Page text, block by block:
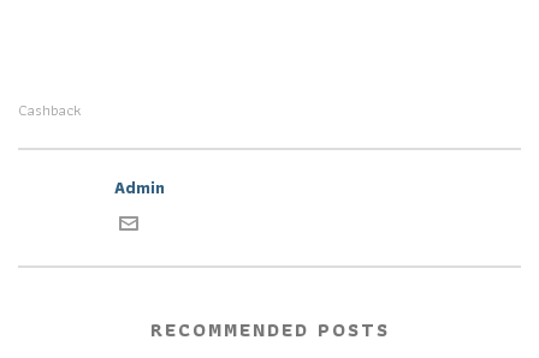
Cashback
Admin
RECOMMENDED POSTS